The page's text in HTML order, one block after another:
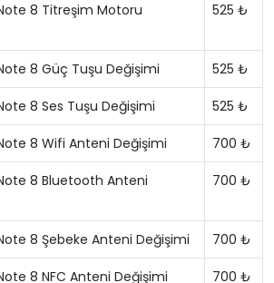
8 Titreşim Motoru
525 ₺
8 Güç Tuşu Değişimi 525 ₺
8 Ses Tuşu Değişimi 525 ₺
8 Wifi Anteni Değişimi 700 ₺
8 Bluetooth Anteni
700 ₺
8 Şebeke Anteni Değişimi 700 ₺
8 NFC Anteni Değişimi 700 ₺